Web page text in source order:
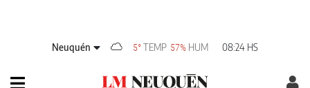
Neuquén 5° TEMP 57% HUM 08:24 HS